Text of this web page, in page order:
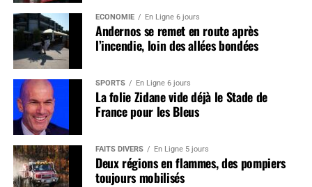
ÉCONOMIE En Ligne 6 jours
Andernos se remet en route après
l’incendie, loin des allées bondées
SPORTS En Ligne 6 jours
La folie Zidane vide déjà le Stade de
France pour les Bleus
FAITS DIVERS En Ligne 5 jours
Deux régions en flammes, des pompiers
toujours mobilisés